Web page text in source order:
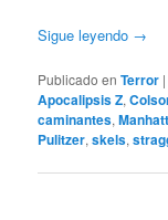
Sigue leyendo →
Publicado en Terror |
Apocalipsis Z,
caminantes,
Pulitzer,skels,